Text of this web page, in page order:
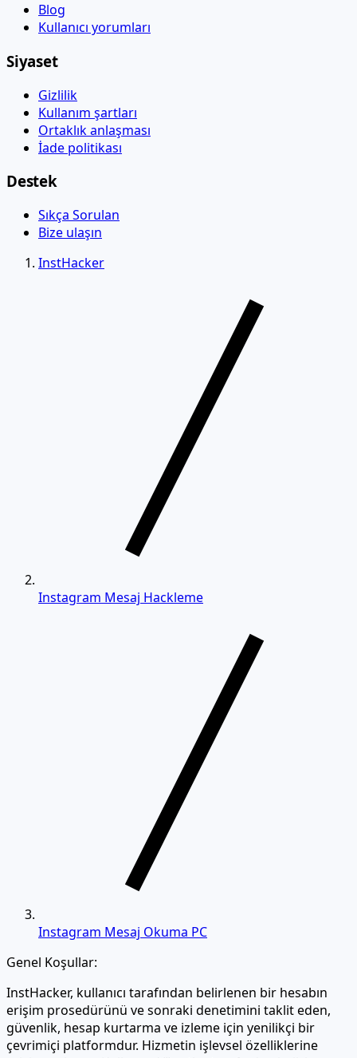
Blog
Kullanıcı yorumları
Siyaset
Gizlilik
Kullanım şartları
Ortaklık anlaşması
İade politikası
Destek
Sıkça Sorulan
Bize ulaşın
InstHacker
Instagram Mesaj Hackleme
Instagram Mesaj Okuma PC
Genel Koşullar:
InstHacker, kullanıcı tarafından belirlenen bir hesabın
erişim prosedürünü ve sonraki denetimini taklit eden,
güvenlik, hesap kurtarma ve izleme için yenilikçi bir
çevrimiçi platformdur. Hizmetin işlevsel özelliklerine